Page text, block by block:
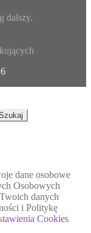
dalszy.
dane osobowe
Osobowych
danych
i Politykę
Cookies